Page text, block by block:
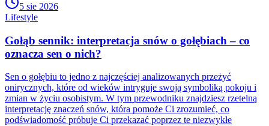
5 sie 2026
Lifestyle
Gołąb sennik: interpretacja snów o gołębiach – co
oznacza sen o nich?
Sen o gołębiu to jedno z najczęściej analizowanych przeżyć
onirycznych, które od wieków intryguje swoją symboliką pokoju i
zmian w życiu osobistym. W tym przewodniku znajdziesz rzetelną
interpretację znaczeń snów, która pomoże Ci zrozumieć, co
podświadomość próbuje Ci przekazać poprzez te niezwykłe